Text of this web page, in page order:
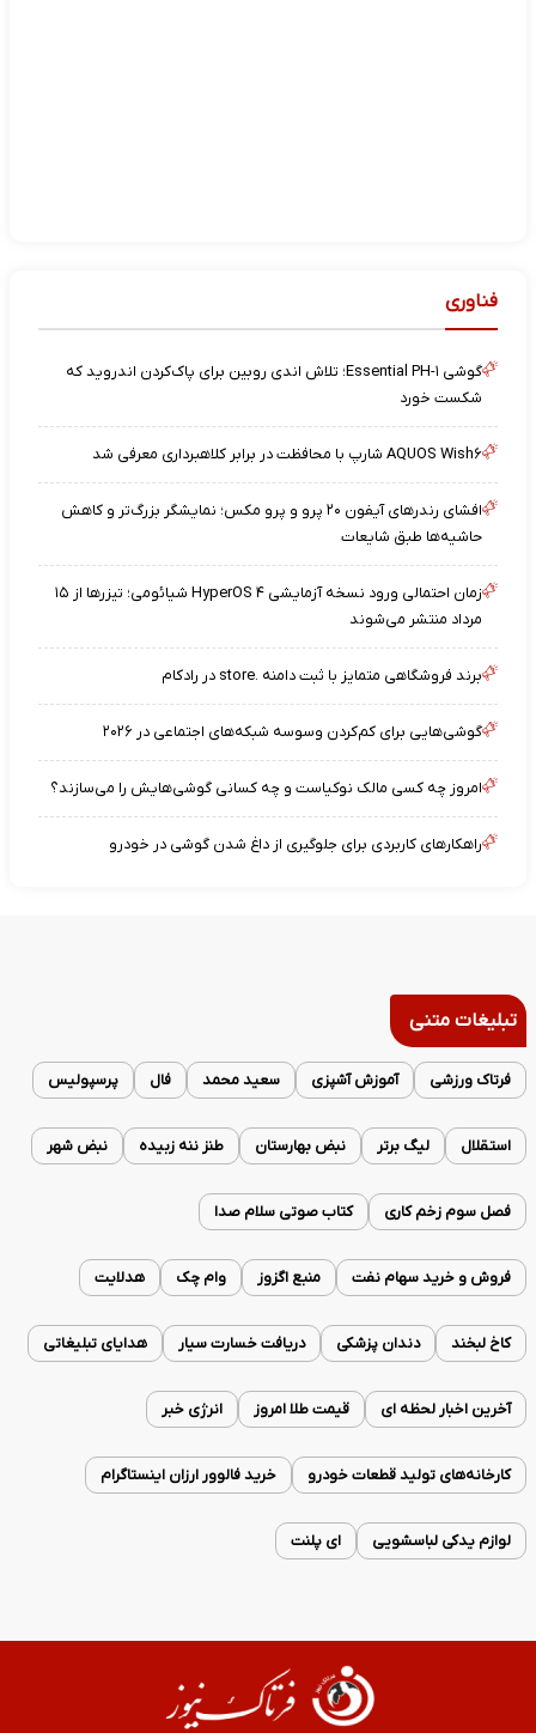
فناوری
گوشی Essential PH-۱؛ تلاش اندی روبین برای پاک‌کردن اندروید که
شکست خورد
AQUOS Wish۶ شارپ با محافظت در برابر کلاهبرداری معرفی شد
افشای رندرهای آیفون ۲۰ پرو و پرو مکس؛ نمایشگر بزرگ‌تر و کاهش
حاشیه‌ها طبق شایعات
زمان احتمالی ورود نسخه آزمایشی HyperOS ۴ شیائومی؛ تیزرها از ۱۵
مرداد منتشر می‌شوند
برند فروشگاهی متمایز با ثبت دامنه .store در رادکام
گوشی‌هایی برای کم‌کردن وسوسه شبکه‌های اجتماعی در ۲۰۲۶
امروز چه کسی مالک نوکیاست و چه کسانی گوشی‌هایش را می‌سازند؟
راهکارهای کاربردی برای جلوگیری از داغ شدن گوشی در خودرو
تبلیغات متنی
فرتاک ورزشی آموزش آشپزی سعید محمد فال پرسپولیس
استقلال لیگ برتر نبض بهارستان طنز ننه زبیده نبض شهر
فصل سوم زخم کاری کتاب صوتی سلام صدا
فروش و خرید سهام نفت منبع اگزوز وام چک هدلایت
کاخ لبخند دندان پزشکی دریافت خسارت سیار هدایای تبلیغاتی
آخرین اخبار لحظه ای قیمت طلا امروز انرژی خبر
کارخانه‌های تولید قطعات خودرو خرید فالوور ارزان اینستاگرام
لوازم یدکی لباسشویی ای پلنت